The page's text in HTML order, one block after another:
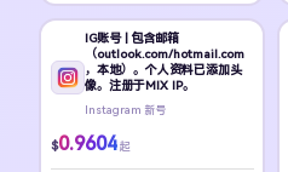
IG账号 | 包含邮箱
（outlook.com/hotmail.com
，本地）。个人资料已添加头
像。注册于MIX IP。
Instagram 新号
$0.9604 起